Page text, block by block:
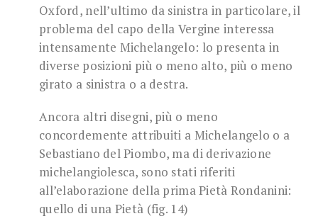
Oxford, nell’ultimo da sinistra in particolare, il
problema del capo della Vergine interessa
intensamente Michelangelo: lo presenta in
diverse posizioni più o meno alto, più o meno
girato a sinistra o a destra.
Ancora altri disegni, più o meno
concordemente attribuiti a Michelangelo o a
Sebastiano del Piombo, ma di derivazione
michelangiolesca, sono stati riferiti
all’elaborazione della prima Pietà Rondanini:
quello di una Pietà (fig. 14)